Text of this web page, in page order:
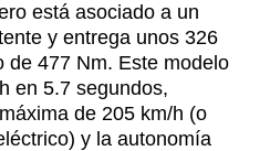
está asociado a un
y entrega unos 326
de 477 Nm. Este modelo
en 5.7 segundos,
de 205 km/h (o
y la autonomía